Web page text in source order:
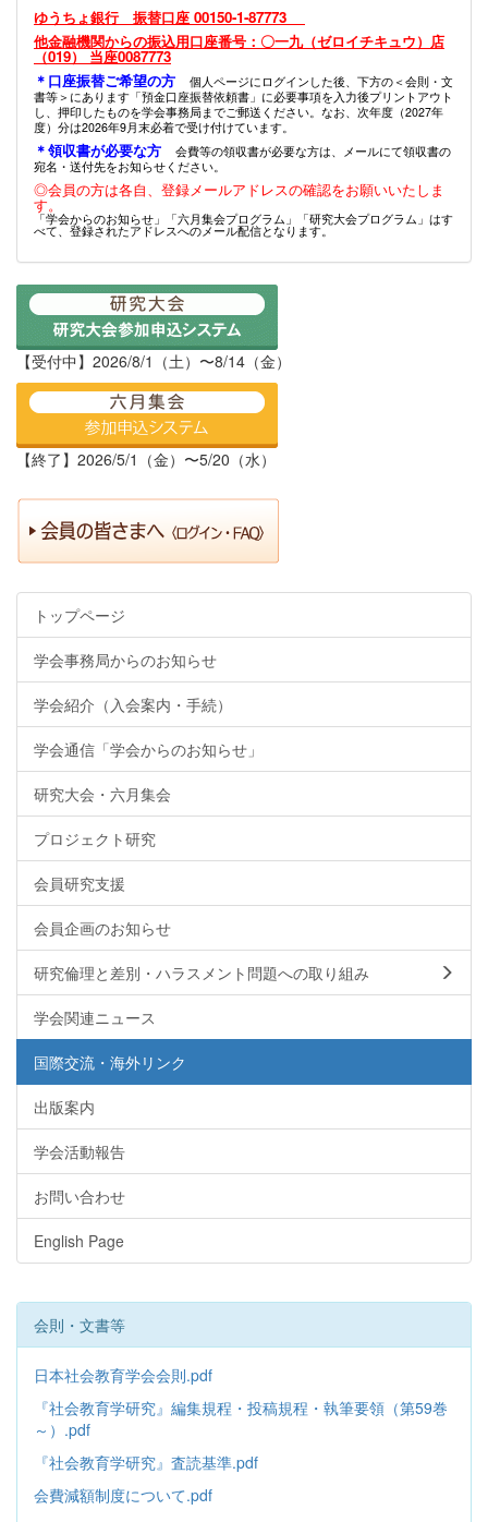
ゆうちょ銀行 振替口座 00150-1-87773
他金融機関からの振込用口座番号：〇一九（ゼロイチキュウ）店
（019） 当座0087773
＊口座振替ご希望の方
個人ページにログインした後、下方の＜会則・文
書等＞にあります「預金口座振替依頼書」に必要事項を入力後プリントアウト
し、押印したものを学会事務局までご郵送ください。なお、次年度（2027年
度）分は2026年9月末必着で受け付けています。
＊領収書が必要な方
会費等の領収書が必要な方は、メールにて領収書の
宛名・送付先をお知らせください。
◎会員の方は各自、登録メールアドレスの確認をお願いいたしま
す。
「学会からのお知らせ」「六月集会プログラム」「研究大会プログラム」はす
べて、登録されたアドレスへのメール配信となります。
【受付中】2026/8/1（土）〜8/14（金）
【終了】2026/5/1（金）〜5/20（水）
トップページ
学会事務局からのお知らせ
学会紹介（入会案内・手続）
学会通信「学会からのお知らせ」
研究大会・六月集会
プロジェクト研究
会員研究支援
会員企画のお知らせ
研究倫理と差別・ハラスメント問題への取り組み
学会関連ニュース
国際交流・海外リンク
出版案内
学会活動報告
お問い合わせ
English Page
会則・文書等
日本社会教育学会会則.pdf
『社会教育学研究』編集規程・投稿規程・執筆要領（第59巻
～）.pdf
『社会教育学研究』査読基準.pdf
会費減額制度について.pdf